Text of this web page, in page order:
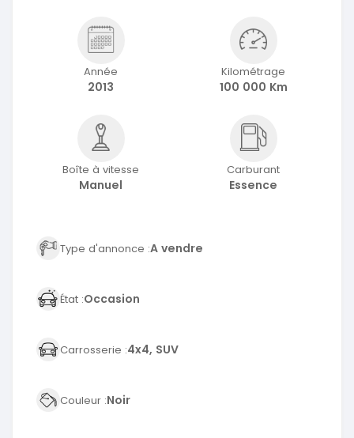
Année
2013
Kilométrage
100 000 Km
Boîte à vitesse
Manuel
Carburant
Essence
Type d'annonce :A vendre
État :Occasion
Carrosserie :4x4, SUV
Couleur :Noir